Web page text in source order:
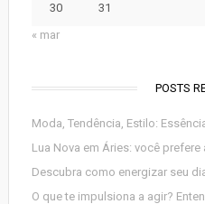
30
31
« mar
POSTS
Moda, Tendência, Estilo:
Lua Nova em Áries: você prefere
Descubra como energizar seu
O que te impulsiona a agir?